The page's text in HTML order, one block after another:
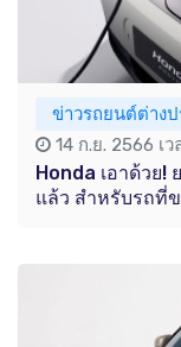
ข่าวรถยนต์ต่างป
14 ก.ย. 2566 เว
Honda เอาด้วย!
แล้ว สำหรับรถที่